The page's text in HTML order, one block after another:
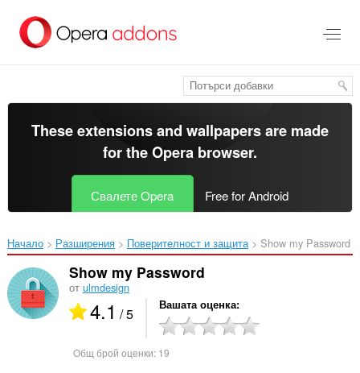
главното
съдържание
These extensions and wallpapers are made
for theOpera browser.
Свалете Opera Free for Android
Начало Разширения Поверителност и защита Show my Password‎
Show my Password
от ulmdesign
4.1 / 5 Вашата оценка
Общ брой оценки: 19